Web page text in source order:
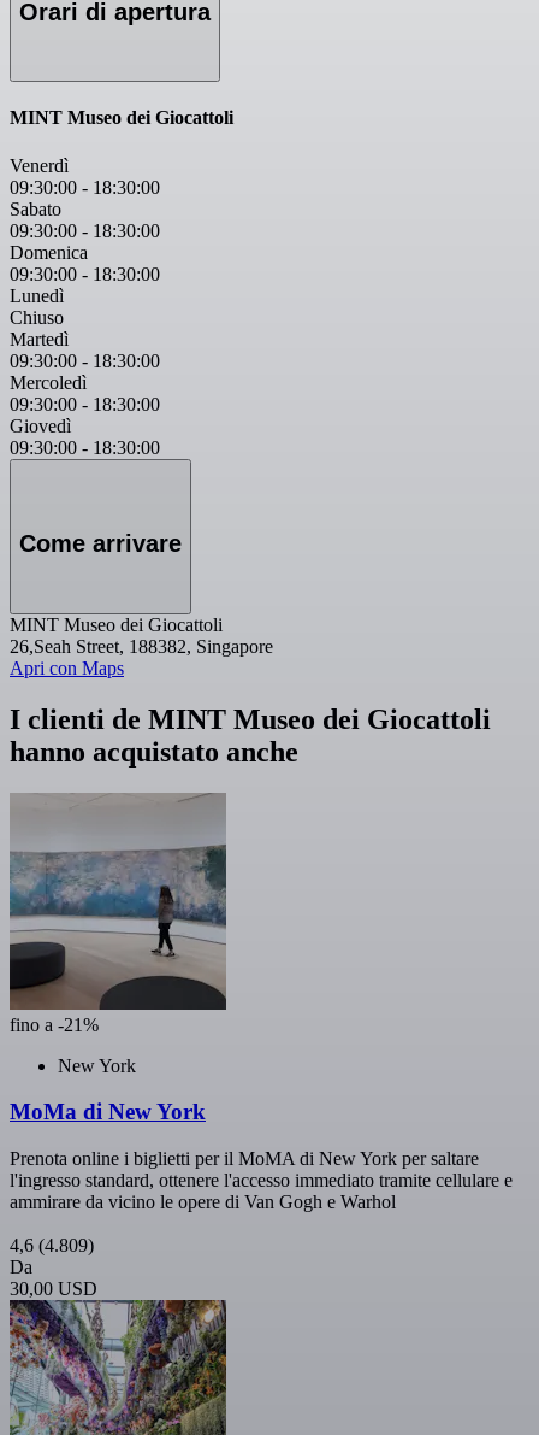
Orari di apertura
MINT Museo dei Giocattoli
Venerdì
09:30:00 - 18:30:00
Sabato
09:30:00 - 18:30:00
Domenica
09:30:00 - 18:30:00
Lunedì
Chiuso
Martedì
09:30:00 - 18:30:00
Mercoledì
09:30:00 - 18:30:00
Giovedì
09:30:00 - 18:30:00
Come arrivare
MINT Museo dei Giocattoli
26,Seah Street, 188382, Singapore
Apri con Maps
I clienti de MINT Museo dei Giocattoli
hanno acquistato anche
fino a -21%
New York
MoMa di New York
Prenota online i biglietti per il MoMA di New York per saltare
l'ingresso standard, ottenere l'accesso immediato tramite cellulare e
ammirare da vicino le opere di Van Gogh e Warhol
4,6 (4.809)
Da
30,00 USD